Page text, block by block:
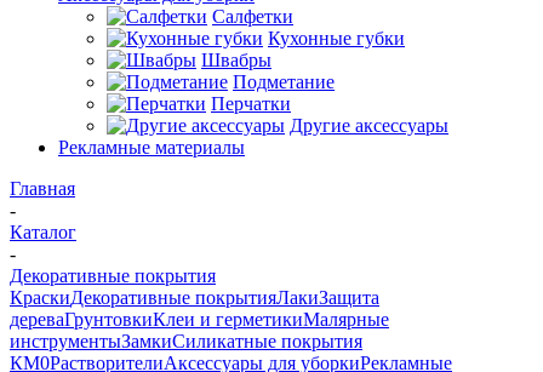
Салфетки
Кухонные губки
Швабры
Подметание
Перчатки
Другие аксессуары
Рекламные материалы
Главная
-
Каталог
-
Декоративные покрытия
КраскиДекоративные покрытияЛакиЗащита
дереваГрунтовкиКлеи и герметикиМалярные
инструментыЗамкиСиликатные покрытия
КМ0РастворителиАксессуары для уборкиРекламные